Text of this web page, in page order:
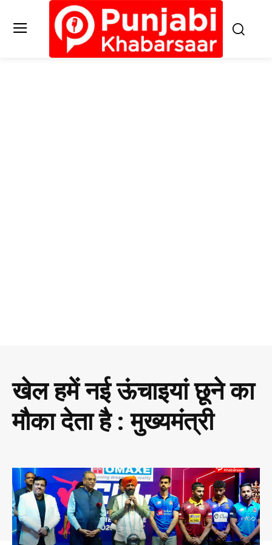
खेल हमें नई ऊंचाइयां छूने का
मौका देता है : मुख्यमंत्री